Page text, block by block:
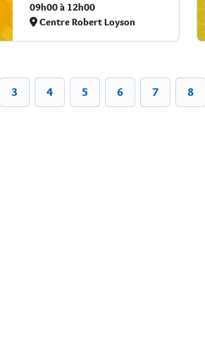
09h00 à 12h00
Centre Robert Loyson
3 4 5 6 7 8